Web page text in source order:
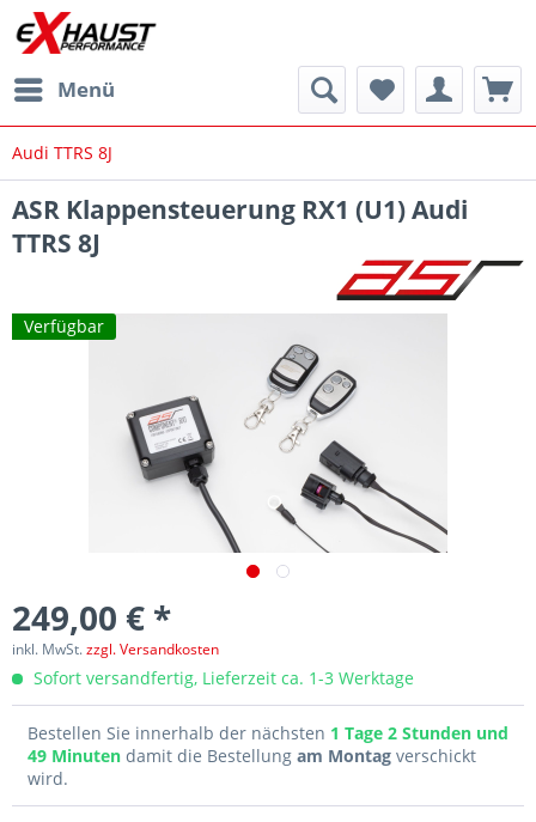
Menü
Audi TTRS 8J
ASR Klappensteuerung RX1 (U1) Audi
TTRS 8J
Verfügbar
249,00 € *
inkl. MwSt.zzgl. Versandkosten
Sofort versandfertig, Lieferzeit ca. 1-3 Werktage
Bestellen Sie innerhalb der nächsten 1 Tage 2 Stunden und
49 Minuten damit die Bestellung am Montag verschickt
wird.